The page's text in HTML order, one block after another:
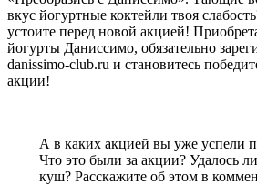
вкус йогуртные коктейли твоя
устоите перед новой акцией!
йогурты Даниссимо, обязательно
danissimo-club.ru и становитесь
акции!
А в каких акцией вы уже успели
Что это были за акции? Удалось
куш? Расскажите об этом в